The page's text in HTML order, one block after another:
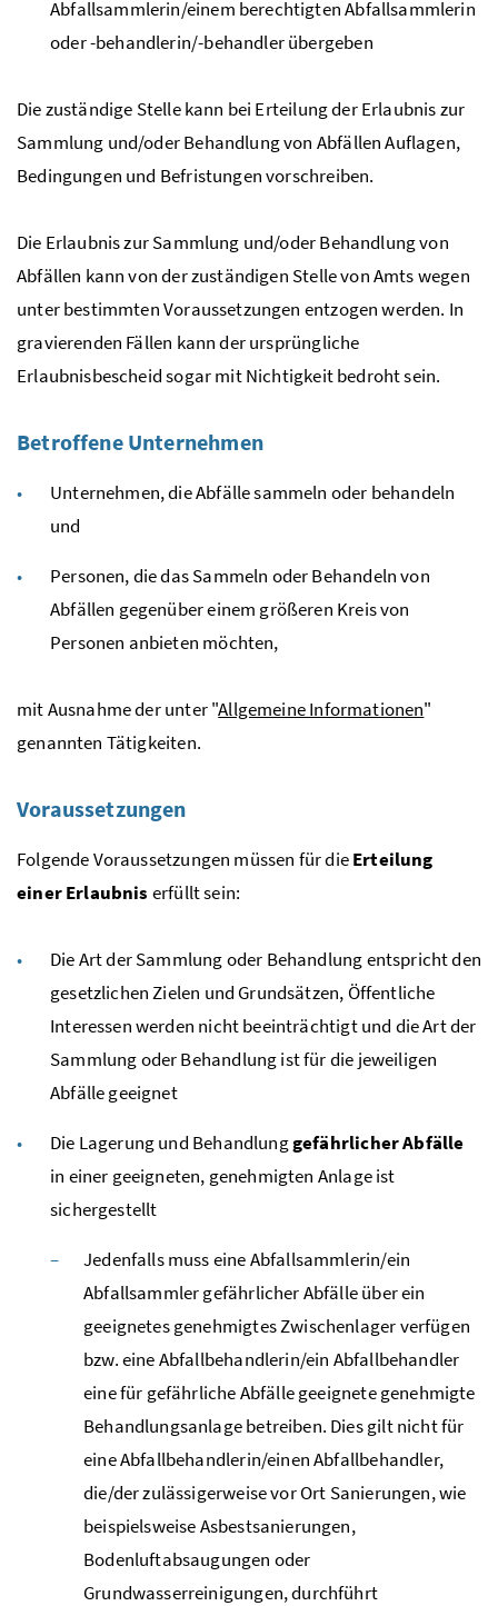
Abfallsammlerin/einem berechtigten Abfallsammlerin
oder -behandlerin/-behandler übergeben
Die zuständige Stelle kann bei Erteilung der Erlaubnis zur
Sammlung und/oder Behandlung von Abfällen Auflagen,
Bedingungen und Befristungen vorschreiben.
Die Erlaubnis zur Sammlung und/oder Behandlung von
Abfällen kann von der zuständigen Stelle von Amts wegen
unter bestimmten Voraussetzungen entzogen werden. In
gravierenden Fällen kann der ursprüngliche
Erlaubnisbescheid sogar mit Nichtigkeit bedroht sein.
Betroffene Unternehmen
Unternehmen, die Abfälle sammeln oder behandeln
und
Personen, die das Sammeln oder Behandeln von
Abfällen gegenüber einem größeren Kreis von
Personen anbieten möchten,
mit Ausnahme der unter "Allgemeine Informationen"
genannten Tätigkeiten.
Voraussetzungen
Folgende Voraussetzungen müssen für dieErteilung
einer Erlaubnis erfüllt sein:
Die Art der Sammlung oder Behandlung entspricht den
gesetzlichen Zielen und Grundsätzen, Öffentliche
Interessen werden nicht beeinträchtigt und die Art der
Sammlung oder Behandlung ist für die jeweiligen
Abfälle geeignet
Die Lagerung und Behandlunggefährlicher Abfälle
in einer geeigneten, genehmigten Anlage ist
sichergestellt
Jedenfalls muss eine Abfallsammlerin/ein
Abfallsammler gefährlicher Abfälle über ein
geeignetes genehmigtes Zwischenlager verfügen
bzw.eine Abfallbehandlerin/ein Abfallbehandler
eine für gefährliche Abfälle geeignete genehmigte
Behandlungsanlage betreiben. Dies gilt nicht für
eine Abfallbehandlerin/einen Abfallbehandler,
die/der zulässigerweise vor Ort Sanierungen, wie
beispielsweise Asbestsanierungen,
Bodenluftabsaugungen oder
Grundwasserreinigungen, durchführt